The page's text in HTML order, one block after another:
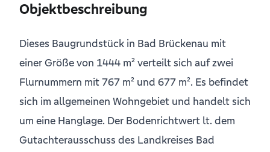
Objektbeschreibung
Dieses Baugrundstück in Bad Brückenau mit
einer Größe von 1444 m² verteilt sich auf zwei
Flurnummern mit 767 m² und 677 m². Es befindet
sich im allgemeinen Wohngebiet und handelt sich
um eine Hanglage. Der Bodenrichtwert lt. dem
Gutachterausschuss des Landkreises Bad